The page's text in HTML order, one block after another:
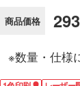
商品価格 293
※数量・仕様